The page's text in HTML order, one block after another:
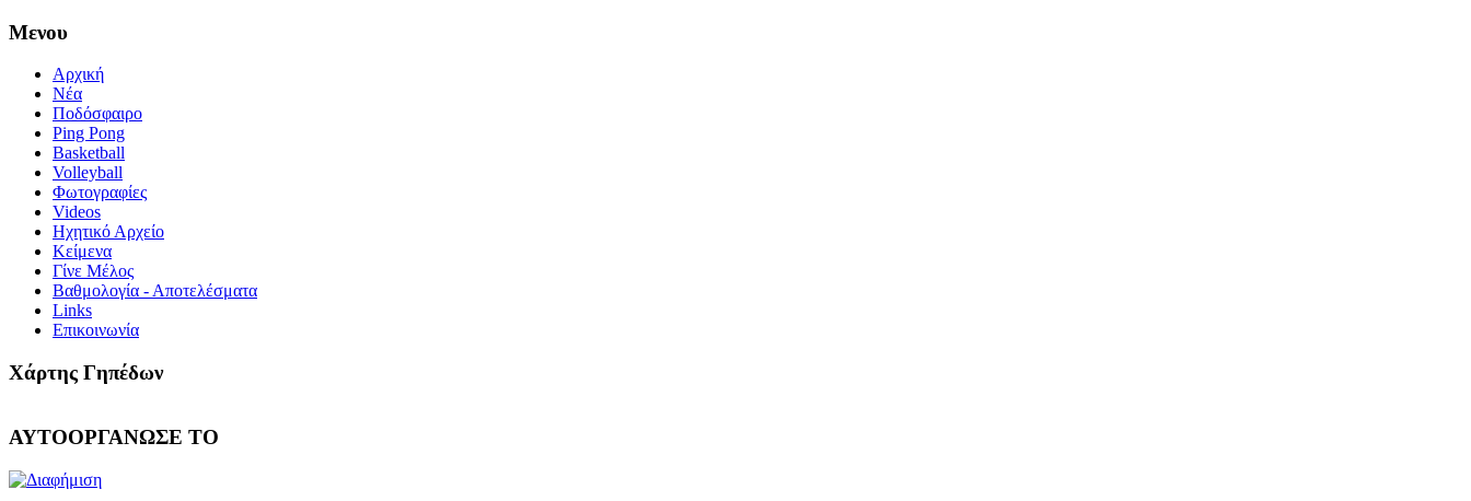
Μενου
Αρχική
Νέα
Ποδόσφαιρο
Ping Pong
Basketball
Volleyball
Φωτογραφίες
Videos
Ηχητικό Αρχείο
Κείμενα
Γίνε Μέλος
Βαθμολογία - Αποτελέσματα
Links
Επικοινωνία
Χάρτης Γηπέδων
ΑΥΤΟΟΡΓΑΝΩΣΕ ΤΟ